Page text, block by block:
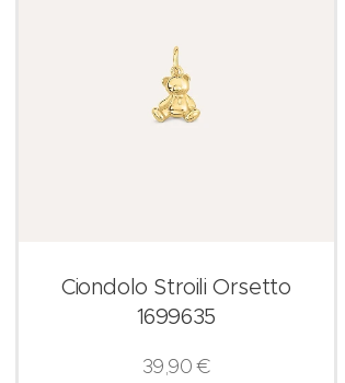
Ciondolo Stroili Orsetto
1699635
39,90€